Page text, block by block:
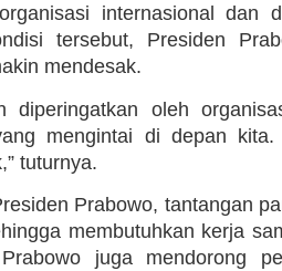
internasional dan
tersebut, Presiden
mendesak.
diperingatkan oleh
mengintai di depan
tuturnya.
Prabowo, tantangan
membutuhkan kerja
juga mendorong